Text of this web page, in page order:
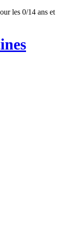
les 0/14 ans et